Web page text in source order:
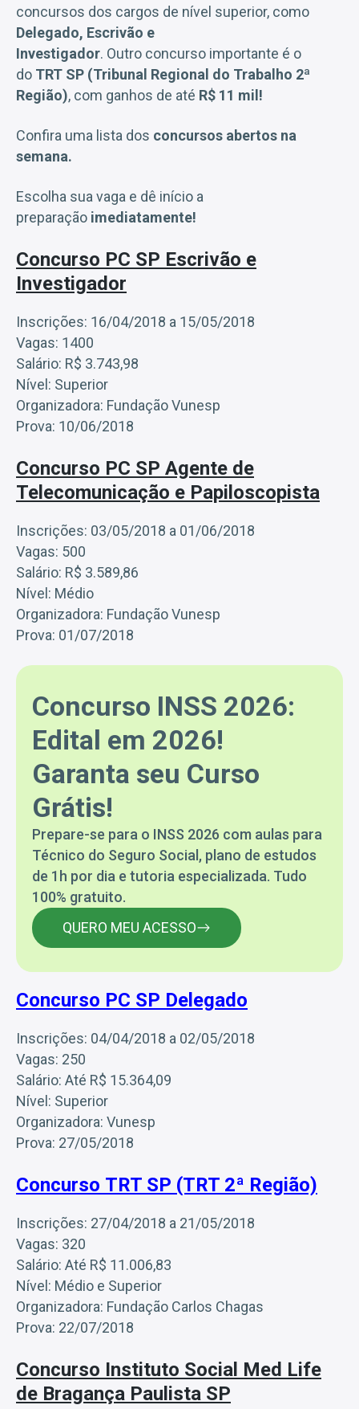
concursos dos cargos de nível superior, como
Delegado, Escrivão e
Investigador. Outro concurso importante é o
do TRT SP (Tribunal Regional do Trabalho 2ª
Região), com ganhos de até R$ 11 mil!
Confira uma lista dos concursos abertos na
semana.
Escolha sua vaga e dê início a
preparação imediatamente!
Concurso PC SP Escrivão e
Investigador
Inscrições: 16/04/2018 a 15/05/2018
Vagas: 1400
Salário: R$ 3.743,98
Nível: Superior
Organizadora: Fundação Vunesp
Prova: 10/06/2018
Concurso PC SP Agente de
Telecomunicação e Papiloscopista
Inscrições: 03/05/2018 a 01/06/2018
Vagas: 500
Salário: R$ 3.589,86
Nível: Médio
Organizadora: Fundação Vunesp
Prova: 01/07/2018
Concurso INSS 2026:
Edital em 2026!
Garanta seu Curso
Grátis!
Prepare-se para o INSS 2026 com aulas para
Técnico do Seguro Social, plano de estudos
de 1h por dia e tutoria especializada. Tudo
100% gratuito.
QUERO MEU ACESSO
Concurso PC SP Delegado
Inscrições: 04/04/2018 a 02/05/2018
Vagas: 250
Salário: Até R$ 15.364,09
Nível: Superior
Organizadora: Vunesp
Prova: 27/05/2018
Concurso TRT SP (TRT 2ª Região)
Inscrições: 27/04/2018 a 21/05/2018
Vagas: 320
Salário: Até R$ 11.006,83
Nível: Médio e Superior
Organizadora: Fundação Carlos Chagas
Prova: 22/07/2018
Concurso Instituto Social Med Life
de Bragança Paulista SP